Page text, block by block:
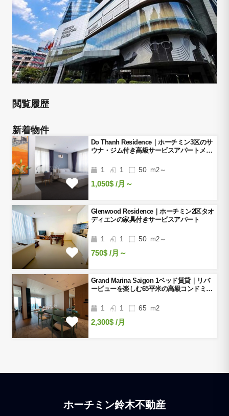
閲覧履歴
新着物件
Do Thanh Residence｜ホーチミン3区のサ
ウナ・ジム付き高級サービスアパートメン
1 1 50 m2～
1,050$ /月～
Glenwood Residence｜ホーチミン2区タオ
ディエンの家具付きサービスアパート
1 1 50 m2～
750$ /月～
Grand Marina Saigon 1ベッド賃貸｜リバ
ービューを楽しむ65平米の高級コンドミニ
1 1 65 m2
2,300$ /月
ホーチミン鈴木不動産